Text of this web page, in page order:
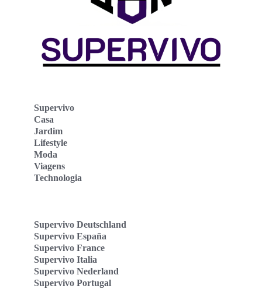
Supervivo
Casa
Jardim
Lifestyle
Moda
Viagens
Technologia
Supervivo Deutschland
Supervivo España
Supervivo France
Supervivo Italia
Supervivo Nederland
Supervivo Portugal